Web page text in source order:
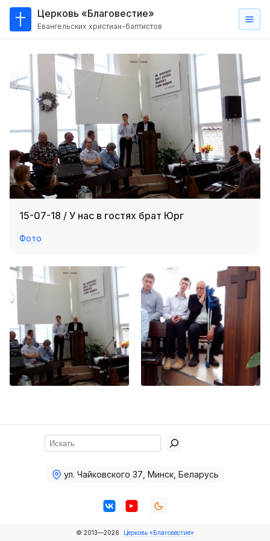
Церковь «Благовестие»
Евангельских христиан-баптистов
О
нас
Кто такие баптисты?
Мы на карте
Проповеди
Пасторское наставление
Проповеди
Серии проповедей
Трансляции
Хор
Прославление
Библия
Воскресная
школа
Фото Воскресной школы
15-07-18 / У нас в гостях брат Юрг
Фото
Поиск
ул. Чайковского 37 Минск, Беларусь
© 2013—2026 Церковь «Благовестие»